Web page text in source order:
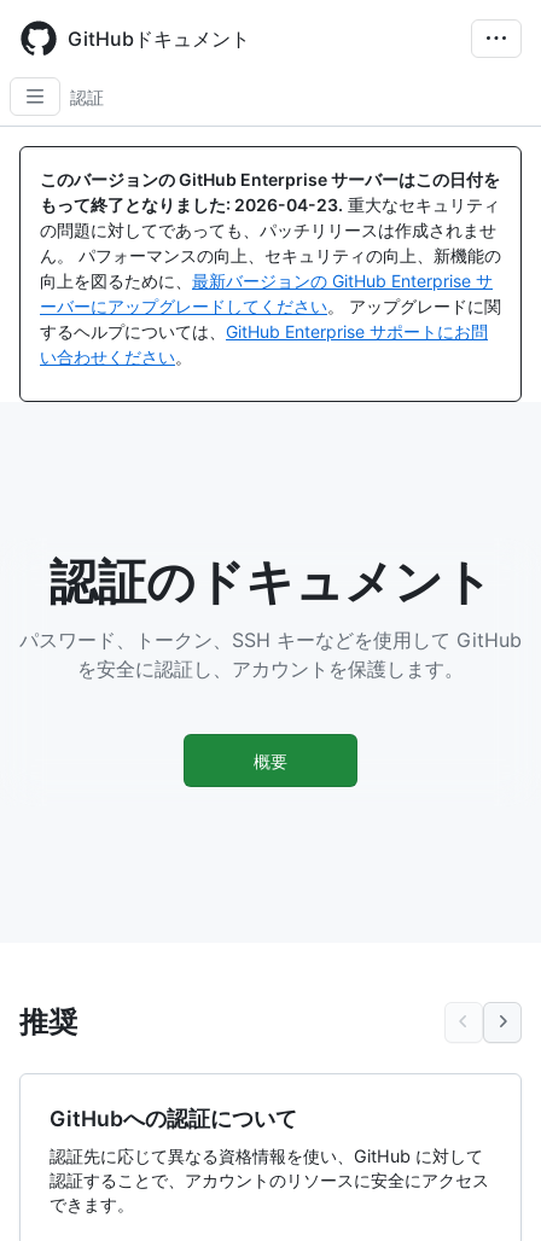
main
content
GitHubドキュメント
認証
このバージョンの GitHub Enterprise サーバーはこの日付を
もって終了となりました: 2026-04-23. 重大なセキュリティ
の問題に対してであっても、パッチリリースは作成されませ
ん。 パフォーマンスの向上、セキュリティの向上、新機能の
向上を図るために、 最新バージョンの GitHub Enterprise サ
ーバーにアップグレードしてください。 アップグレードに関
するヘルプについては、 GitHub Enterprise サポートにお問
い合わせください。
認証のドキュメント
パスワード、トークン、SSH キーなどを使用して GitHub
を安全に認証し、アカウントを保護します。
概要
推奨
GitHubへの認証について
認証先に応じて異なる資格情報を使い、GitHub に対して
認証することで、アカウントのリソースに安全にアクセス
できます。